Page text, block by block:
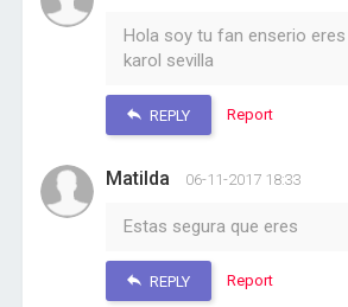
Hola soy tu fan enserio eres
karol sevilla
REPLY Report
Matilda 06-11-2017 18:33
Estas segura que eres
REPLY Report